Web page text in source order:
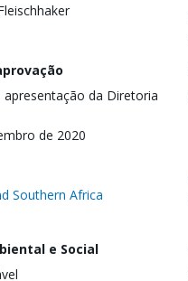
da Diretoria
de 2020
Southern Africa
e Social